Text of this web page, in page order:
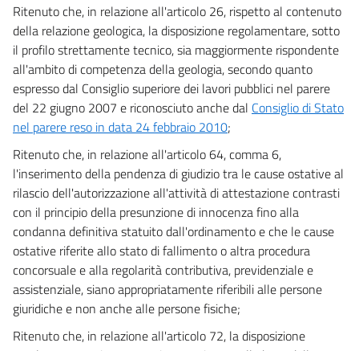
56
57
58
59
TITOLO III - SISTEMA DI QUALIFICAZIONE E
DI LAVORI
CAPO I - Disposizioni generali
60
61
62
63
CAPO II - Autorizzazione degli organismi di attestazione
64
65
Ritenuto che, in relazione all'articolo 26, rispetto al contenuto
della relazione geologica, la disposizione regolamentare, sotto
il profilo strettamente tecnico, sia maggiormente rispondente
all'ambito di competenza della geologia, secondo quanto
espresso dal Consiglio superiore dei lavori pubblici nel parere
del 22 giugno 2007 e riconosciuto anche dal Consiglio di Stato
nel parere reso in data 24 febbraio 2010;
Ritenuto che, in relazione all'articolo 64, comma 6,
l'inserimento della pendenza di giudizio tra le cause ostative al
rilascio dell'autorizzazione all'attività di attestazione contrasti
con il principio della presunzione di innocenza fino alla
condanna definitiva statuito dall'ordinamento e che le cause
ostative riferite allo stato di fallimento o altra procedura
concorsuale e alla regolarità contributiva, previdenziale e
assistenziale, siano appropriatamente riferibili alle persone
giuridiche e non anche alle persone fisiche;
Ritenuto che, in relazione all'articolo 72, la disposizione